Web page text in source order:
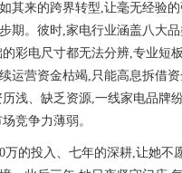
其来的跨界转型,让毫无经验
期。彼时,家电行业涵盖八大
彩电尺寸都无法分辨,专业短
运营资金枯竭,只能高息拆借
浅、缺乏资源,一线家电品牌
竞争力薄弱。
万的投入、七年的深耕,让她不